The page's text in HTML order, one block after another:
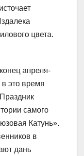
цвета.
апреля-
это время
самого
Катунь».
в
дань